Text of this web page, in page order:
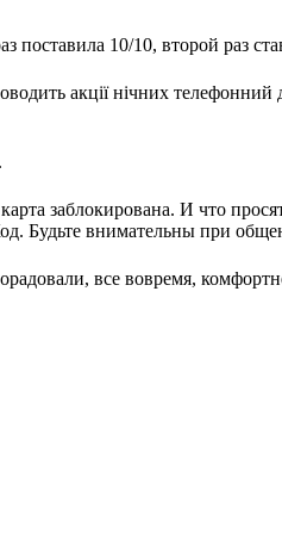
поставила 10/10, второй раз
акції нічних
заблокирована. И что
Будьте внимательны при
все вовремя,